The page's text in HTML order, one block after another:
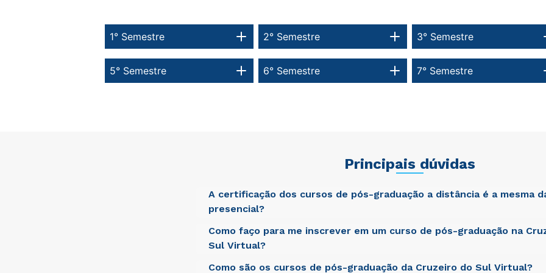
1° Semestre
7° Semestre
6° Semestre
5° Semestre
3° Semestre
2° Semestre
Principais dúvidas
A certificação dos cursos de pós-graduação a distância é a mesma
presencial?
Sed ut perspiciatis unde omnis iste natus error sit voluptatem accusantium
laudantium, totam rem aperiam, eaque ipsa quae ab illo inventore veritatis et
aut odit aut fugit, sed quia consequuntur magni dolores eos qui ratione
Como faço para me inscrever em um curso de pós-graduação na
Sul Virtual?
Sed ut perspiciatis unde omnis iste natus error sit voluptatem accusantium
Como são os cursos de pós-graduação da Cruzeiro do Sul Virtual?